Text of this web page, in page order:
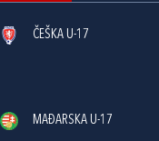
ČEŠKA U-17
MAĐARSKA U-17